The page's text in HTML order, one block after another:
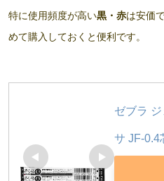
特に使用頻度が高い黒・赤は安価
めて購入しておくと便利です。
ゼブラ
サ JF-0.4